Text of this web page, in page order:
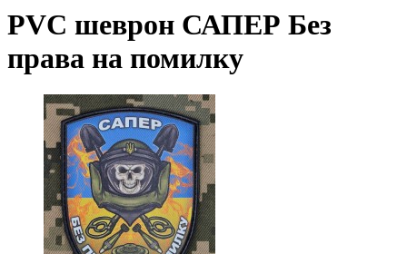
PVC шеврон САПЕР Без
права на помилку